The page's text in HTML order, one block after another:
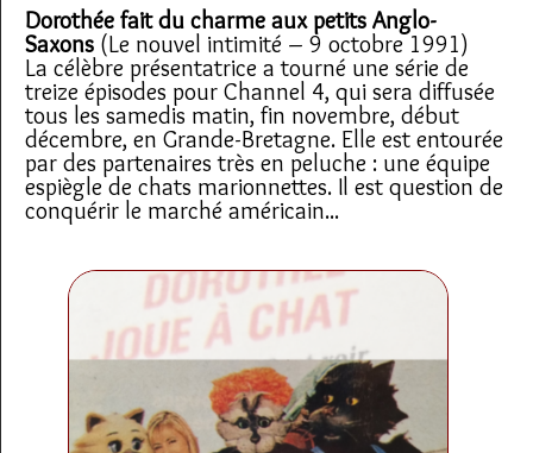
Dorothée fait du charme aux petits Anglo-
Saxons (Le nouvel intimité – 9 octobre 1991)
La célèbre présentatrice a tourné une série de
treize épisodes pour Channel 4, qui sera diffusée
tous les samedis matin, fin novembre, début
décembre, en Grande-Bretagne. Elle est entourée
par des partenaires très en peluche : une équipe
espiègle de chats marionnettes. Il est question de
conquérir le marché américain...